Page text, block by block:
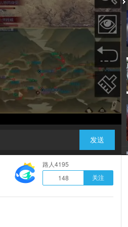
发送
路人4195
148
关注